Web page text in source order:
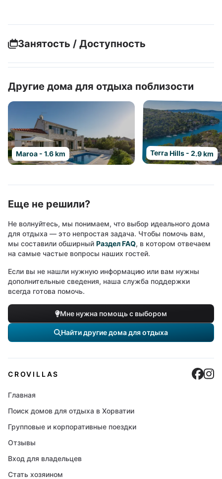
Занятость / Доступность
Другие дома для отдыха поблизости
Maroa - 1.6 km Terra Hills - 2.9 km
Еще не решили?
Не волнуйтесь, мы понимаем, что выбор идеального дома
для отдыха — это непростая задача. Чтобы помочь вам,
мы составили обширный Раздел FAQ, в котором отвечаем
на самые частые вопросы наших гостей.
Если вы не нашли нужную информацию или вам нужны
дополнительные сведения, наша служба поддержки
всегда готова помочь.
Мне нужна помощь с выбором
Найти другие дома для отдыха
CROVILLAS
Главная
Поиск домов для отдыха в Хорватии
Групповые и корпоративные поездки
Отзывы
Вход для владельцев
Стать хозяином